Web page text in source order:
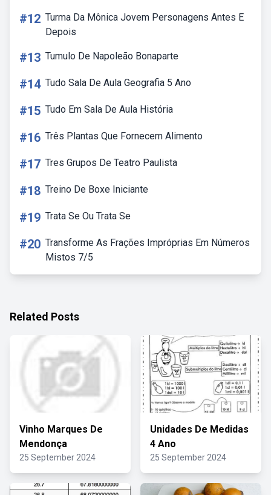
#12 Turma Da Mônica Jovem Personagens Antes E
Depois
#13 Tumulo De Napoleão Bonaparte
#14 Tudo Sala De Aula Geografia 5 Ano
#15 Tudo Em Sala De Aula História
#16 Três Plantas Que Fornecem Alimento
#17 Tres Grupos De Teatro Paulista
#18 Treino De Boxe Iniciante
#19 Trata Se Ou Trata Se
#20 Transforme As Frações Impróprias Em Números
Mistos 7/5
Related Posts
Vinho Marques De
Mendonça
25 September 2024
Unidades De Medidas
4 Ano
25 September 2024